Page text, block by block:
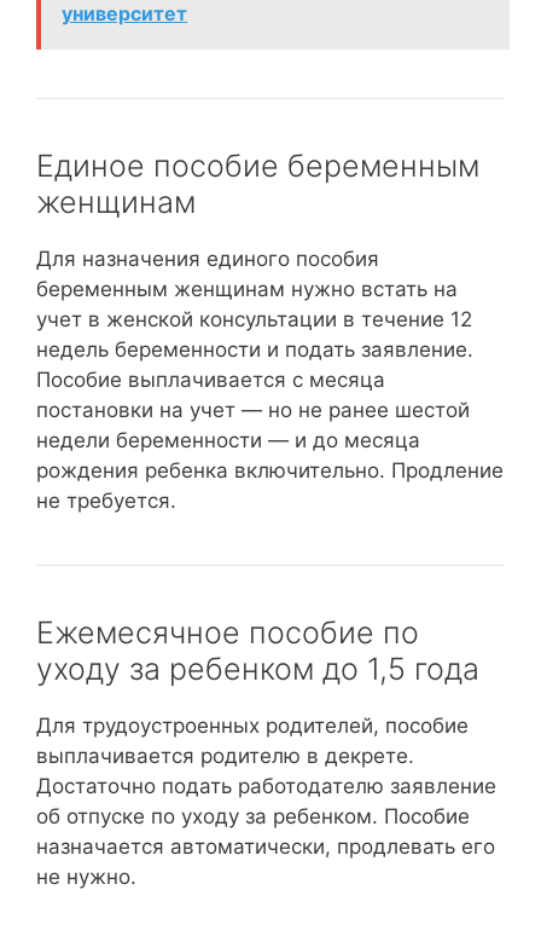
университет
Единое пособие беременным
женщинам
Для назначения единого пособия
беременным женщинам нужно встать на
учет в женской консультации в течение 12
недель беременности и подать заявление.
Пособие выплачивается с месяца
постановки на учет — но не ранее шестой
недели беременности — и до месяца
рождения ребенка включительно. Продление
не требуется.
Ежемесячное пособие по
уходу за ребенком до 1,5 года
Для трудоустроенных родителей, пособие
выплачивается родителю в декрете.
Достаточно подать работодателю заявление
об отпуске по уходу за ребенком. Пособие
назначается автоматически, продлевать его
не нужно.